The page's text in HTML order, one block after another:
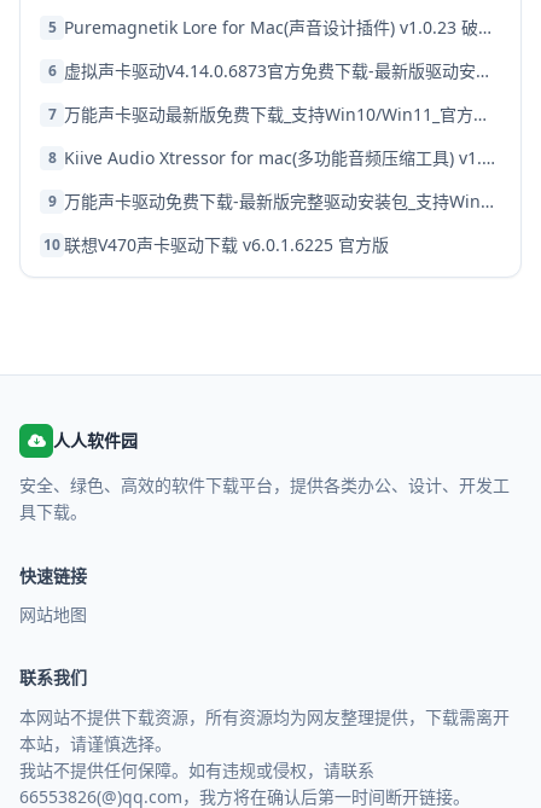
5 Puremagnetik Lore for Mac(声音设计插件) v1.0.23 破解版
6 虚拟声卡驱动V4.14.0.6873官方免费下载-最新版驱动安装包
7 万能声卡驱动最新版免费下载_支持Win10/Win11_官方稳定版
8 Kiive Audio Xtressor for mac(多功能音频压缩工具) v1.0.0 激活版
9 万能声卡驱动免费下载-最新版完整驱动安装包_支持Win10/7/XP
10联想V470声卡驱动下载 v6.0.1.6225 官方版
人人软件园
安全、绿色、高效的软件下载平台，提供各类办公、设计、开发工
具下载。
快速链接
网站地图
联系我们
本网站不提供下载资源，所有资源均为网友整理提供，下载需离开
本站，请谨慎选择。
我站不提供任何保障。如有违规或侵权，请联系
66553826(@)qq.com，我方将在确认后第一时间断开链接。